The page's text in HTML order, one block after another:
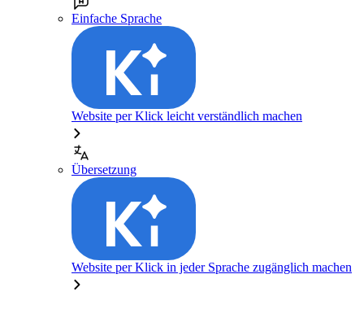
Einfache Sprache
Website per Klick leicht verständlich machen
Übersetzung
Website per Klick in jeder Sprache zugänglich machen